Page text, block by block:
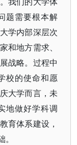
题需要根本解
学内部深层次
和地方需求、
战略。过程中
校的使命和愿
大学而言，未
地做好学科调
育体系建设，